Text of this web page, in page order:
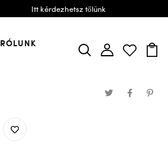
Itt kérdezhetsz tőlünk
RÓLUNK